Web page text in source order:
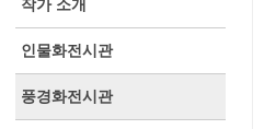
작가 소개
인물화전시관
풍경화전시관